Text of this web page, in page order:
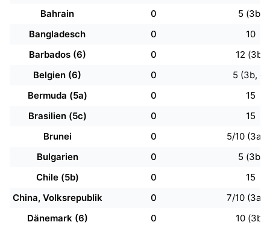
Bahrain 0
5 (3b)
Bangladesch
0
10
Barbados (6)
0
12 (3b)
Belgien (6)
0
5 (3b, d)
Bermuda (5a)
0
15
Brasilien (5c)
0
15
Brunei
0
5/10 (3a,
Bulgarien
0
5 (3b)
Chile (5b)
0
15
China, Volksrepublik
0
7/10 (3a,
Dänemark (6)
0
10 (3b)